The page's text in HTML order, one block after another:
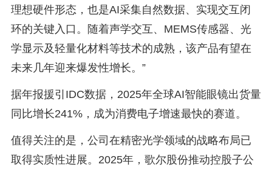
理想硬件形态，也是AI采集自然数据、实现交互闭
环的关键入口。随着声学交互、MEMS传感器、光
学显示及轻量化材料等技术的成熟，该产品有望在
未来几年迎来爆发性增长。”
据年报援引IDC数据，2025年全球AI智能眼镜出货量
同比增长241%，成为消费电子增速最快的赛道。
值得关注的是，公司在精密光学领域的战略布局已
取得实质性进展。2025年，歌尔股份推动控股子公